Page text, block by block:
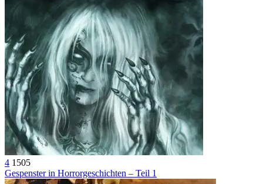
4 1505
Gespenster in Horrorgeschichten – Teil 1